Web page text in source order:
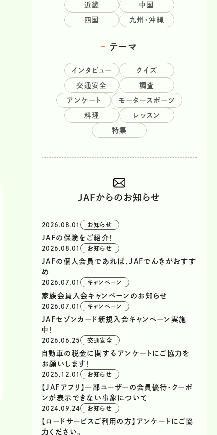
近畿 中国
四国 九州・沖縄
テーマ
インタビュー クイズ
交通安全 調査
アンケート モータースポーツ
料理 レッスン
特集
JAFからのお知らせ
2026.08.01 お知らせ
JAFの保険をご紹介！
2026.08.01 お知らせ
JAFの個人会員であれば、JAFでんきがおすす
め
2026.07.01 キャンペーン
家族会員入会キャンペーンのお知らせ
2026.07.01 キャンペーン
JAFセゾンカード新規入会キャンペーン実施
中！
2026.06.25 交通安全
自動車の税金に関するアンケートにご協力を
お願いします！
2025.12.01 お知らせ
【JAFアプリ】一部ユーザーの会員優待・クーポ
ンが表示できない事象について
2024.09.24 お知らせ
【ロードサービスご利用の方】アンケートにご協
力ください。